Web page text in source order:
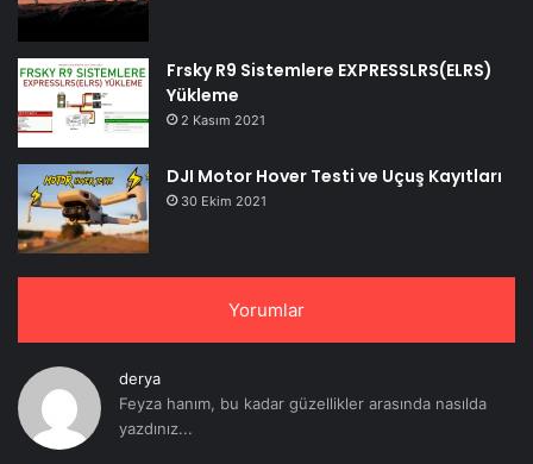
Frsky R9 Sistemlere EXPRESSLRS(ELRS)
Yükleme
2 Kasım 2021
DJI Motor Hover Testi ve Uçuş Kayıtları
30 Ekim 2021
Yorumlar
derya
Feyza hanım, bu kadar güzellikler arasında nasılda
yazdınız...